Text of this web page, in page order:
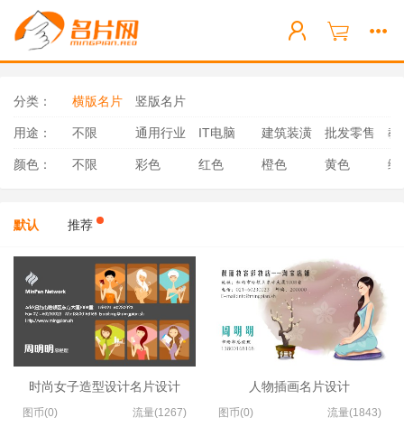
分类： 横版名片 竖版名片
用途： 不限 通用行业 IT电脑 建筑装潢 批发零售 教
颜色： 不限 彩色 红色 橙色 黄色 绿
默认 推荐
时尚女子造型设计名片设计
图币(0) 流量(1267)
人物插画名片设计
图币(0) 流量(1843)